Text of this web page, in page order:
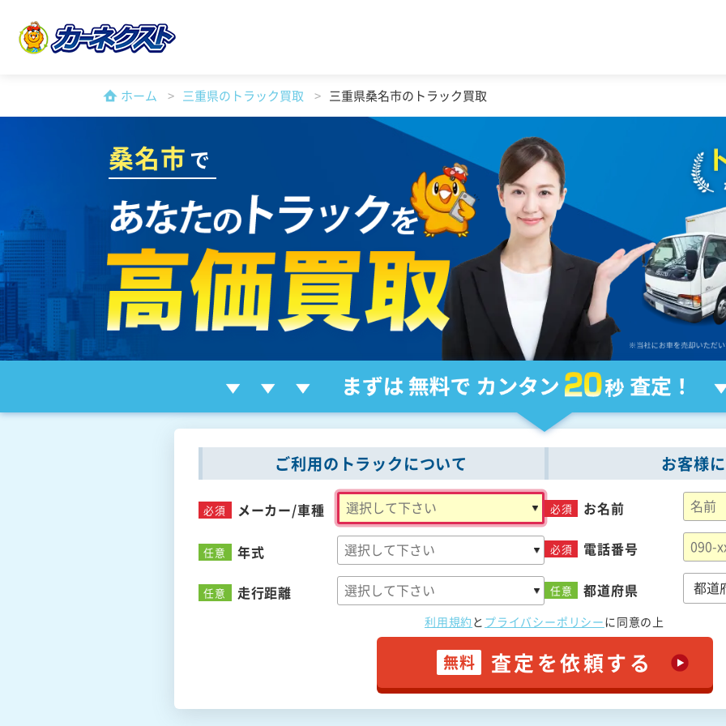
ホーム 三重県のトラック買取 三重県桑名市のトラック買取
桑名市で
ご利用のトラックについて
必須 メーカー/車種
任意 年式
任意 走行距離
お客様
必須 お名前
必須 電話番号
任意 都道府県
利用規約 と プライバシーポリシーに同意の上
無料 査定を依頼する